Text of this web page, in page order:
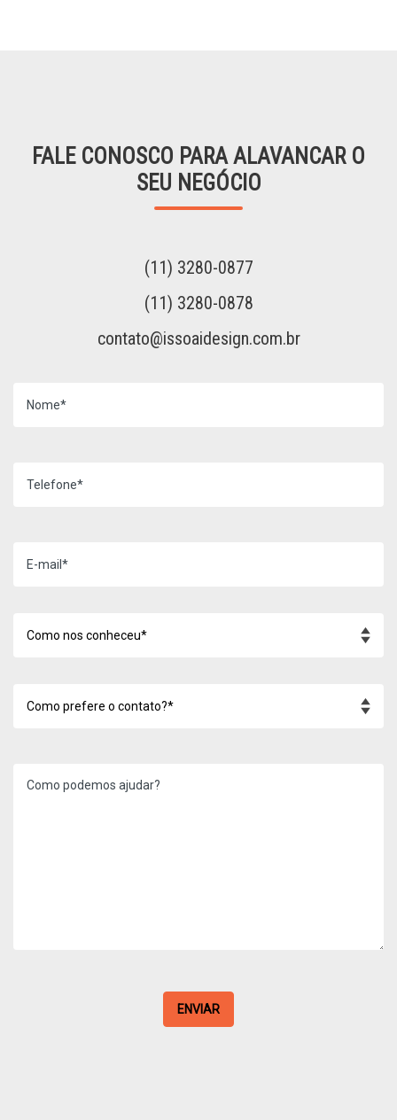
FALE CONOSCO PARA ALAVANCAR O
SEU NEGÓCIO
(11) 3280-0877
(11) 3280-0878
contato@issoaidesign.com.br
ENVIAR